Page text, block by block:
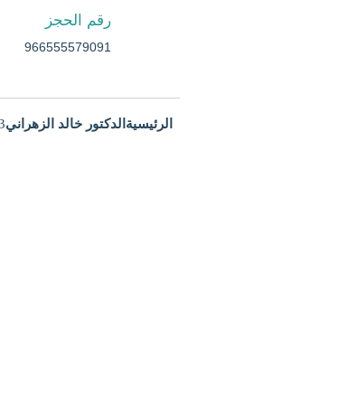
رقم الحجز
966555579091
الرئيسية الدكتور خالد الزهراني